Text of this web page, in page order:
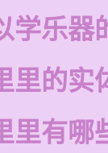
学乐器
里的实
里有哪